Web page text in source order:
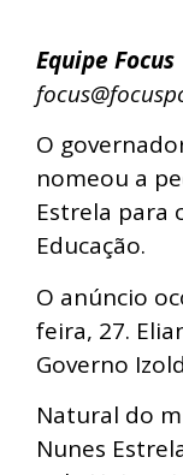
Equipe Focus
O
nomeou a
Estrela para
Educação.
O anúncio
feira, 27.
Governo
Natural do
Nunes